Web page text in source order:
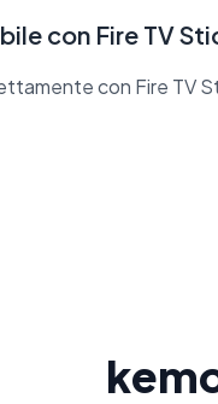
con Fire TV
con Fire TV